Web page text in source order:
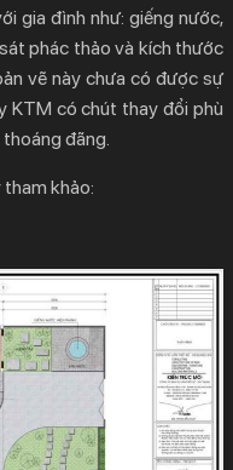
gia đình như: giếng nước,
phác thảo và kích thước
vẽ này chưa có được sự
KTM có chút thay đổi phù
đãng.
tham khảo: